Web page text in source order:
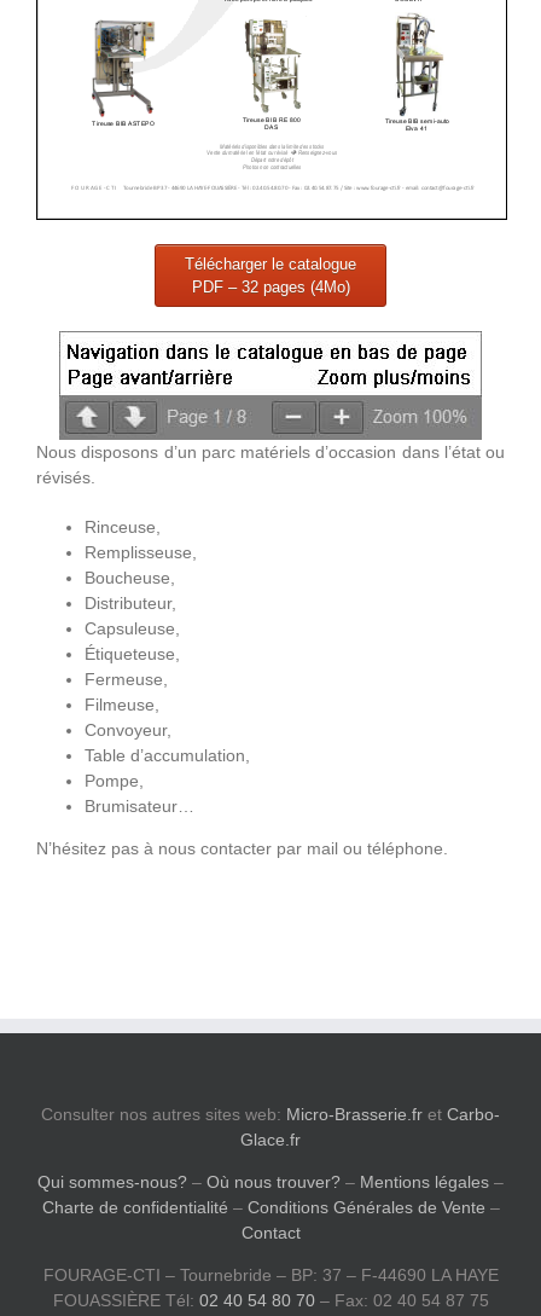
Télécharger le catalogue
PDF – 32 pages (4Mo)
Nous disposons d’un parc matériels d’occasion dans l’état ou
révisés.
Rinceuse,
Remplisseuse,
Boucheuse,
Distributeur,
Capsuleuse,
Étiqueteuse,
Fermeuse,
Filmeuse,
Convoyeur,
Table d’accumulation,
Pompe,
Brumisateur…
N’hésitez pas à nous contacter par mail ou téléphone.
Consulter nos autres sites web: Micro-Brasserie.fr et Carbo-
Glace.fr
Qui sommes-nous? – Où nous trouver? – Mentions légales –
Charte de confidentialité – Conditions Générales de Vente –
Contact
FOURAGE-CTI – Tournebride – BP: 37 – F-44690 LA HAYE
FOUASSIÈRE Tél: 02 40 54 80 70– Fax: 02 40 54 87 75